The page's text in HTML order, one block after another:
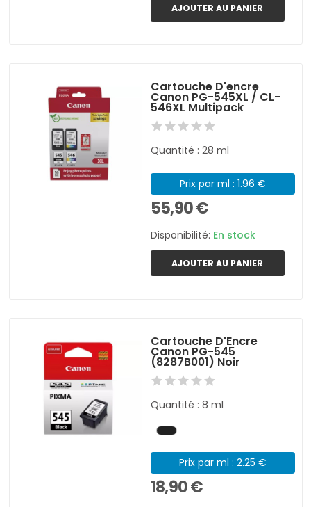
AJOUTER AU PANIER
Cartouche D'encre
Canon PG-545XL / CL-
546XL Multipack
Quantité : 28 ml
Prix par ml : 1.96 €
55,90 €
Disponibilité: En stock
AJOUTER AU PANIER
Cartouche D'Encre
Canon PG-545
(8287B001) Noir
Quantité : 8 ml
Prix par ml : 2.25 €
18,90 €